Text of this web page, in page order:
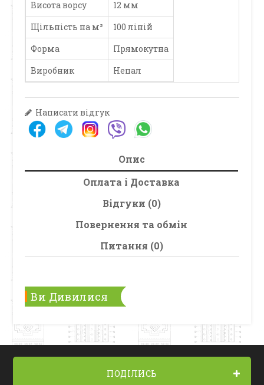
Висота ворсу
12 мм
Щільність на м²
100 ліній
Форма
Прямокутна
Виробник
Непал
Написати відгук
Опис
Оплата і Доставка
Відгуки (0)
Повернення та обмін
Питання (0)
Ви Дивилися
ПОДІЛИСЬ